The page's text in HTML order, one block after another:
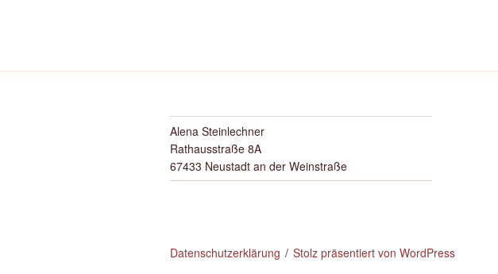
Alena Steinlechner
Rathausstraße 8A
67433 Neustadt an der Weinstraße
Datenschutzerklärung Stolz präsentiert von WordPress